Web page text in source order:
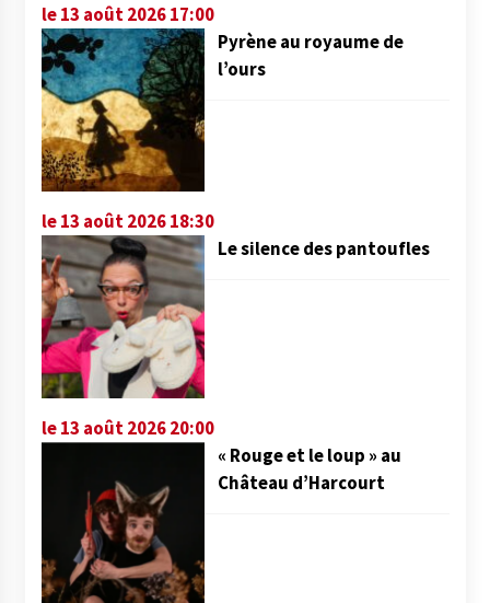
le 13 août 2026 17:00
Pyrène au royaume de
l’ours
le 13 août 2026 18:30
Le silence des pantoufles
le 13 août 2026 20:00
« Rouge et le loup » au
Château d’Harcourt